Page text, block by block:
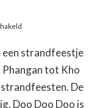
een strandfeestje
Phangan tot Kho
De
Doo Doo Doo is